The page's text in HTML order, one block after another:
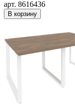
арт. 8616436
В корзину